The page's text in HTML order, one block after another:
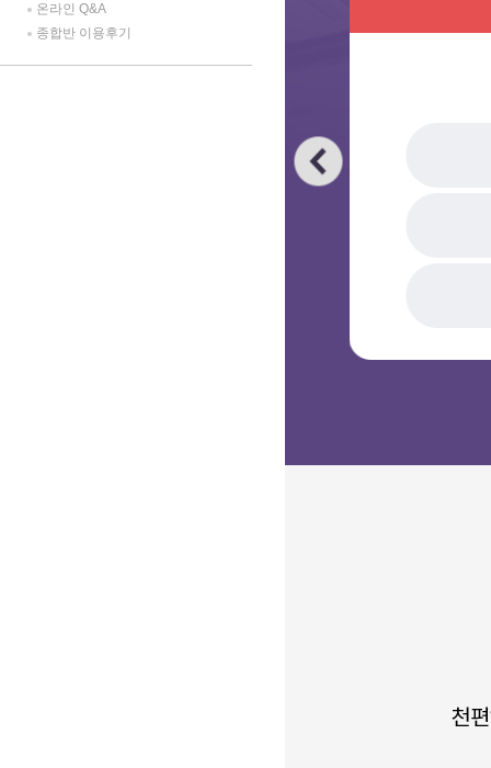
온라인 Q&A
종합반 이용후기
Previous